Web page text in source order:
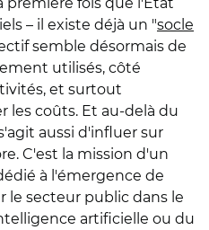
– il existe déjà un "socle
semble désormais de
utilisés, côté
et surtout
les coûts. Et au-delà du
aussi d'influer sur
C'est la mission d'un
à l'émergence de
le secteur public dans le
artificielle ou du